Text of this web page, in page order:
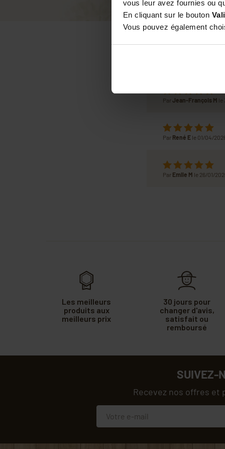
vous leur avez fournies ou
En cliquant sur le bouton
Vous pouvez également
ParJean-François M le
Par René E le 01/04/
Par Emile M le 26/01/
Les meilleurs
produits aux
meilleurs prix
30 jours pour
changer d'avis,
satisfait ou
remboursé
SUIVEZ-
Recevez nos offres et